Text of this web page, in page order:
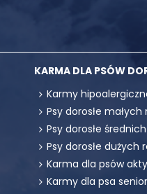
KARMA DLA PSÓW
Karmy
Psy dorosłe małych
Psy dorosłe
Psy dorosłe dużych
Karma dla psów
Karmy dla psa